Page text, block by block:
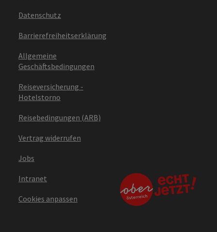
Datenschutz
Barrierefreiheitserklärung
Allgemeine
Geschäftsbedingungen
Reiseversicherung -
Hotelstorno
Reisebedingungen (ARB)
Vertrag widerrufen
Jobs
Intranet
Cookies anpassen